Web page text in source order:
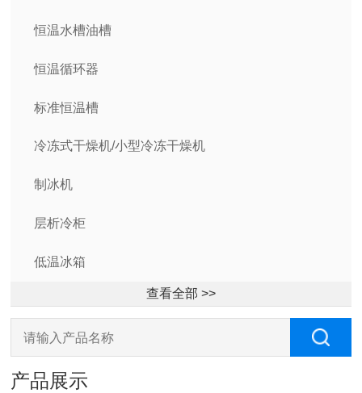
恒温水槽油槽
恒温循环器
标准恒温槽
冷冻式干燥机/小型冷冻干燥机
制冰机
层析冷柜
低温冰箱
查看全部 >>
产品展示